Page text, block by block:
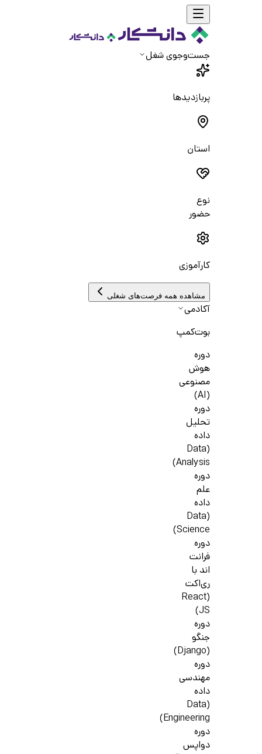
جست‌و‌جوی شغل
پربازدیدها
استان
نوع
حضور
کارآموزی
مشاهده همه فرصت‌های شغلی
آکادمی
بوت‌کمپ
دوره
هوش
مصنوعی
(AI)
دوره
تحلیل
داده
(Data
Analysis)
دوره
علم
داده
(Data
Science)
دوره
فرانت
اند با
ری‌اکت
(React
JS)
دوره
جنگو
(Django)
دوره
مهندسی
داده
(Data
Engineering)
دوره
دواپس